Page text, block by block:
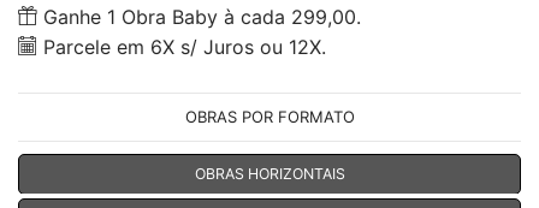
Ganhe 1 Obra Baby à cada 299,00.
Parcele em 6X s/ Juros ou 12X.
OBRAS POR FORMATO
OBRAS HORIZONTAIS